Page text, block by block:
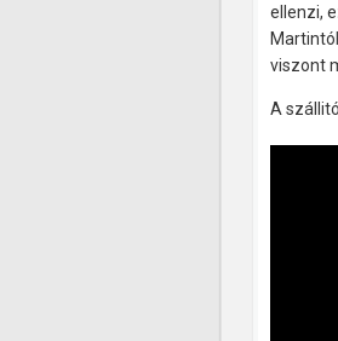
ellenzi,
viszont
A